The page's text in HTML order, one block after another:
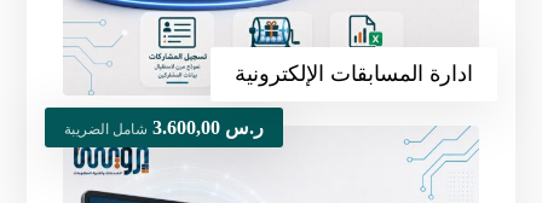
ادارة المسابقات الإلكترونية
ر.س شامل الضريبة